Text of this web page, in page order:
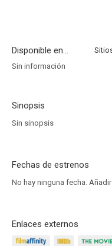
Disponible en...
Sin información
Sinopsis
Sin sinopsis
Fechas de estrenos
No hay ninguna fecha. Añadir
Enlaces externos